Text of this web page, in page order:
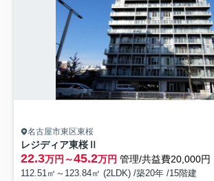
名古屋市東区東桜
レジディア東桜Ⅱ
22.3万円～45.2万円 管理/共益費20,000円
112.51㎡～123.84㎡ (2LDK) /築20年 /15階建